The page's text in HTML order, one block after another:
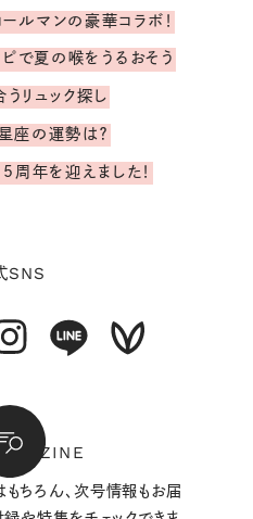
ルマンの豪華コラボ！
で夏の喉をうるおそう
リュック探し
座の運勢は？
年を迎えました！
SNS
ちろん、次号情報もお届